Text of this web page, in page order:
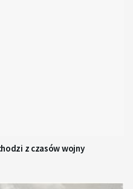
z czasów wojny